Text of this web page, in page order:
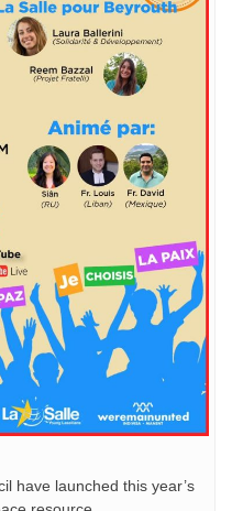
have launched this year’s